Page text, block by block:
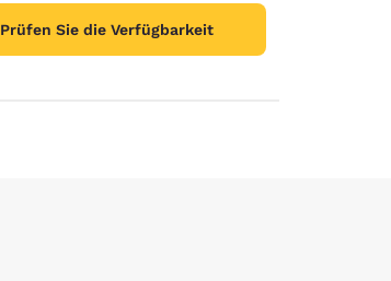
Prüfen Sie die Verfügbarkeit